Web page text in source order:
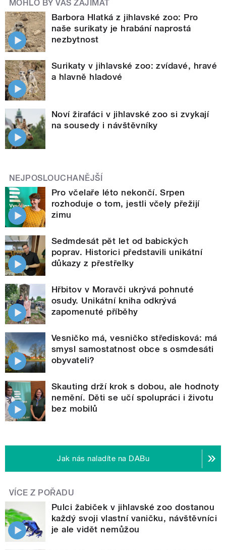
MOHLO BY VÁS ZAJÍMAT
Barbora Hlatká z jihlavské zoo: Pro
naše surikaty je hrabání naprostá
nezbytnost
Surikaty v jihlavské zoo: zvídavé, hravé
a hlavně hladové
Noví žirafáci v jihlavské zoo si zvykají
na sousedy i návštěvníky
NEJPOSLOUCHANĚJŠÍ
Pro včelaře léto nekončí. Srpen
rozhoduje o tom, jestli včely přežijí
zimu
Sedmdesát pět let od babických
poprav. Historici představili unikátní
důkazy z přestřelky
Hřbitov v Moravči ukrývá pohnuté
osudy. Unikátní kniha odkrývá
zapomenuté příběhy
Vesničko má, vesničko středisková: má
smysl samostatnost obce s osmdesáti
obyvateli?
Skauting drží krok s dobou, ale hodnoty
nemění. Děti se učí spolupráci i životu
bez mobilů
Jak nás naladíte na DABu
VÍCE Z POŘADU
Pulci žabiček v jihlavské zoo dostanou
každý svoji vlastní vaničku, návštěvníci
je ale vidět nemůžou